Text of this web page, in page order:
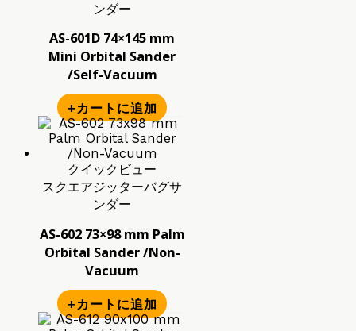
ンダー
AS-601D 74×145 mm
Mini Orbital Sander
/Self-Vacuum
+カートに追加
クイックビュー
スクエアジッターバグサ
ンダー
AS-602 73×98 mm Palm
Orbital Sander /Non-
Vacuum
+カートに追加